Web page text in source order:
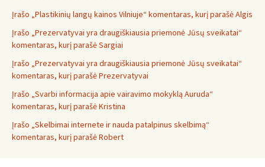
Įrašo „Plastikinių langų kainos Vilniuje“ komentaras, kurį parašė Algis
Įrašo „Prezervatyvai yra draugiškiausia priemonė Jūsų sveikatai“
komentaras, kurį parašė Sargiai
Įrašo „Prezervatyvai yra draugiškiausia priemonė Jūsų sveikatai“
komentaras, kurį parašė Prezervatyvai
Įrašo „Svarbi informacija apie vairavimo mokyklą Auruda“
komentaras, kurį parašė Kristina
Įrašo „Skelbimai internete ir nauda patalpinus skelbimą“
komentaras, kurį parašė Robert